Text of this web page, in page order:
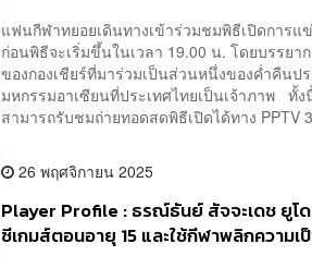
แฟนกีฬาทยอยเดินทางเข้าร่วมชมพิธีเปิดการแ
ก่อนพิธีจะเริ่มขึ้นในเวลา 19.00 น. โดยบรรย
ของกองเชียร์ที่มาร่วมเป็นส่วนหนึ่งของค่ำคืนป
มหกรรมอาเซียนที่ประเทศไทยเป็นเจ้าภาพ ทั้
สามารถรับชมถ่ายทอดสดพิธีเปิดได้ทาง PPTV
26 พฤศจิกายน 2025
Player Profile : ธรณ์ธันย์ สัจจะเดช ยูโ
ซีเกมส์ตอนอายุ 15 และใช้กีฬาพลิกความ